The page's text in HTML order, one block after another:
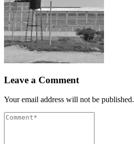
Leave a Comment
Your email address will not be published.